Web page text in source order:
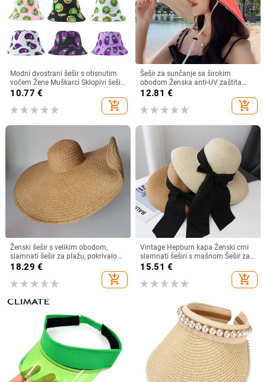
Modni dvostrani šešir s otisnutim
voćem Žene Muškarci Sklopivi šešir
za umivaonik za sunčanje za par
10.77 €
add_shopping_cart
Šešir za sunčanje sa širokim
obodom Ženska anti-UV zaštita
Planinarenje Ribarska kapa na
preklop Ljetni jednobojni pamučni
prozračni šešir Bucekt za plažu
12.81 €
add_shopping_cart
Ženski šešir s velikim obodom,
slamnati šešir za plažu, pokrivalo
za lice, ljetni šešir za sunce
18.29 €
add_shopping_cart
Vintage Hepburn kapa Ženski crni
slamnati šeširi s mašnom Šešir za
sunčanje na plaži Ljetna zaštita od
sunca Šešir s velikim obodom Kape
15.51 €
add_shopping_cart